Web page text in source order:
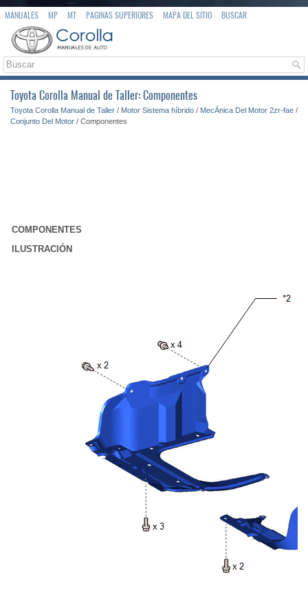
MANUALES MP MT PAGINAS SUPERIORES MAPA DEL SITIO BUSCAR
Toyota Corolla Manual de Taller: Componentes
Toyota Corolla Manual de Taller / Motor Sistema híbrido / MecÁnica Del Motor 2zr-fae /
Conjunto Del Motor / Componentes
COMPONENTES
ILUSTRACIÓN